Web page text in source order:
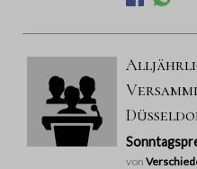
von